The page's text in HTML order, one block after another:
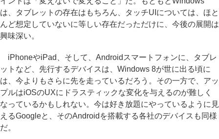
は、タブレットの存在はもちろん、タッチUIについては、ほと
んど想定していないに等しい存在だっただけに、今後の展開は
興味深い。
iPhoneやiPad、そして、Androidスマートフォンに、タブレ
ットなど、先行するデバイスは、Windows 8が世に出る頃に
は、今よりもさらに先を走っているだろう。その一方で、アッ
プルはiOSのUXにドラスティックな変化を与えるのが難しく
なっているかもしれない。今は好き放題にやっているように見
えるGoogleと、そのAndroidを搭載する各社のデバイスも同様
だ。